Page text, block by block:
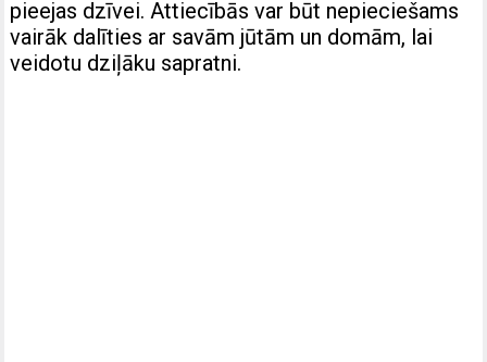
pieejas dzīvei. Attiecībās var būt nepieciešams
vairāk dalīties ar savām jūtām un domām, lai
veidotu dziļāku sapratni.